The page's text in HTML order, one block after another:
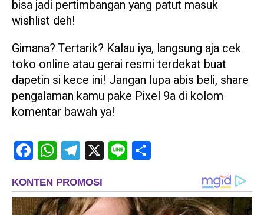
bisa jadi pertimbangan yang patut masuk
wishlist deh!
Gimana? Tertarik? Kalau iya, langsung aja cek
toko online atau gerai resmi terdekat buat
dapetin si kece ini! Jangan lupa abis beli, share
pengalaman kamu pake Pixel 9a di kolom
komentar bawah ya!
FacebookWhatsAppTelegram
X Line